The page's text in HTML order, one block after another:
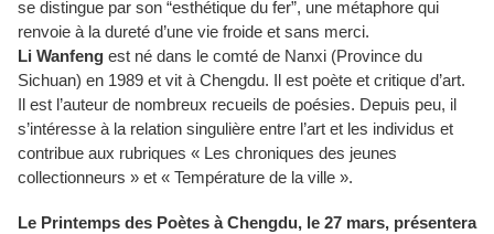
se distingue par son “esthétique du fer”, une métaphore qui
renvoie à la dureté d’une vie froide et sans merci.
Li Wanfeng est né dans le comté de Nanxi (Province du
Sichuan) en 1989 et vit à Chengdu. Il est poète et critique d’art.
Il est l’auteur de nombreux recueils de poésies. Depuis peu, il
s’intéresse à la relation singulière entre l’art et les individus et
contribue aux rubriques « Les chroniques des jeunes
collectionneurs » et « Température de la ville ».
Le Printemps des Poètes à Chengdu, le 27 mars, présentera